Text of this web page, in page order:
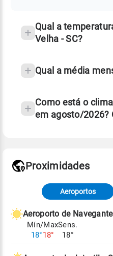
Qual a
Velha - SC?
Qual a média
Como está o
em agosto/2026?
Fonte: dados
meteorológicas e
de Tempo e Estudos
Para obter mais
Proximidades
Aeroportos
Aeroporto de
Mín/Max
18°18°
Sens.
18°